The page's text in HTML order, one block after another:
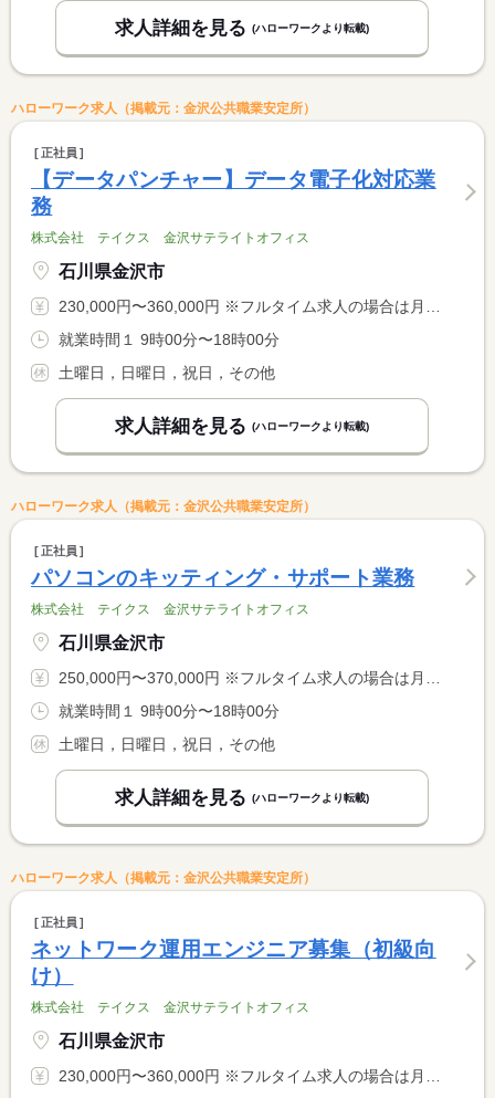
求人詳細を見る (ハローワークより転載)
ハローワーク求人（掲載元：金沢公共職業安定所）
正社員
【データパンチャー】データ電子化対応業
務
株式会社 テイクス 金沢サテライトオフィス
石川県金沢市
230,000円〜360,000円 ※フルタイム求人の場合は月額（換算額）、パート求人の場合は時間額を表示しています。
就業時間１ 9時00分〜18時00分
土曜日，日曜日，祝日，その他
求人詳細を見る (ハローワークより転載)
ハローワーク求人（掲載元：金沢公共職業安定所）
正社員
パソコンのキッティング・サポート業務
株式会社 テイクス 金沢サテライトオフィス
石川県金沢市
250,000円〜370,000円 ※フルタイム求人の場合は月額（換算額）、パート求人の場合は時間額を表示しています。
就業時間１ 9時00分〜18時00分
土曜日，日曜日，祝日，その他
求人詳細を見る (ハローワークより転載)
ハローワーク求人（掲載元：金沢公共職業安定所）
正社員
ネットワーク運用エンジニア募集（初級向
け）
株式会社 テイクス 金沢サテライトオフィス
石川県金沢市
230,000円〜360,000円 ※フルタイム求人の場合は月額（換算額）、パート求人の場合は時間額を表示しています。